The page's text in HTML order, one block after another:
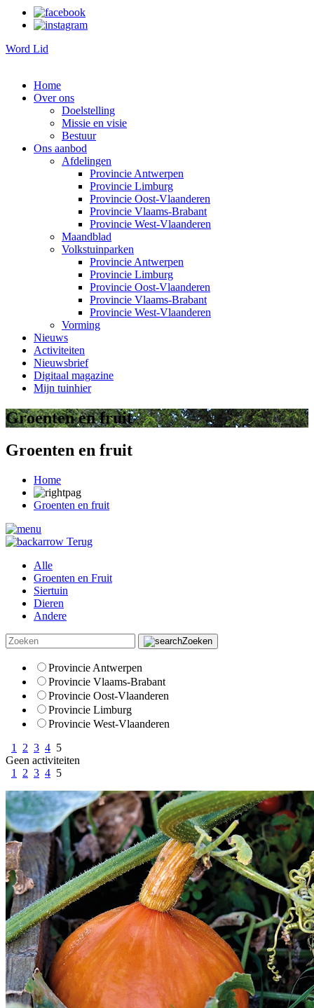
Word Lid
Home
Over ons
Doelstelling
Missie en visie
Bestuur
Ons aanbod
Afdelingen
Provincie Antwerpen
Provincie Limburg
Provincie Oost-Vlaanderen
Provincie Vlaams-Brabant
Provincie West-Vlaanderen
Maandblad
Volkstuinparken
Provincie Antwerpen
Provincie Limburg
Provincie Oost-Vlaanderen
Provincie Vlaams-Brabant
Provincie West-Vlaanderen
Vorming
Nieuws
Activiteiten
Nieuwsbrief
Digitaal magazine
Mijn tuinhier
Groenten en fruit
Groenten en fruit
Home
Groenten en fruit
Terug
Alle
Groenten en Fruit
Siertuin
Dieren
Andere
Zoeken
Provincie Antwerpen
Provincie Vlaams-Brabant
Provincie Oost-Vlaanderen
Provincie Limburg
Provincie West-Vlaanderen
1
2 3 4 5
Geen activiteiten
1
2 3 4 5